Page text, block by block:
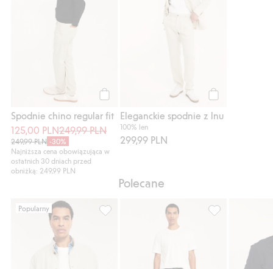
Spodnie chino regular fit
125,00 PLN249,99 PLN
249,99 PLN -30%
Najniższa cena obowiązująca w
ostatnich 30 dniach przed
obniżką: 249,99 PLN
Eleganckie spodnie z lnu
100% len
299,99 PLN
Polecane
Popularny
535096, Dodaj do listy ulubione